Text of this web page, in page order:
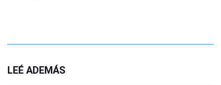
LEÉ ADEMÁS